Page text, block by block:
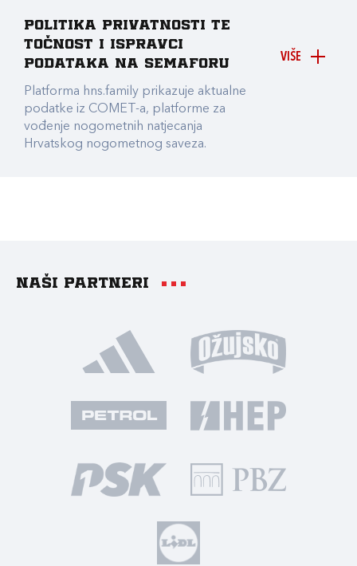
VIŠE
Politika privatnosti te
točnost i ispravci
podataka na Semaforu
Platforma hns.family prikazuje aktualne
podatke iz COMET-a, platforme za
vođenje nogometnih natjecanja
Hrvatskog nogometnog saveza.
Naši partneri